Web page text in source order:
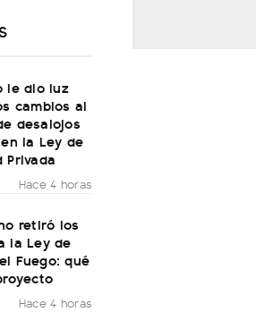
le dio luz
cambios al
desalojos
la Ley de
Privada
Hace 4 horas
retiró los
la Ley de
Fuego: qué
Hace 4 horas